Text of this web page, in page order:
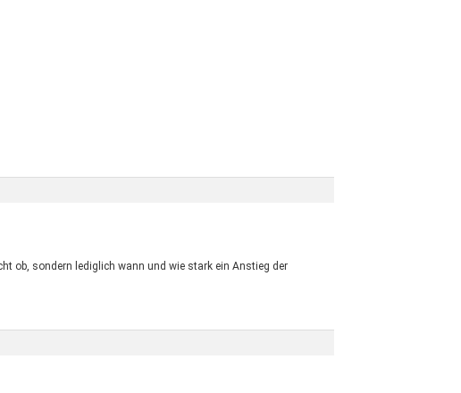
ob, sondern lediglich wann und wie stark ein Anstieg der